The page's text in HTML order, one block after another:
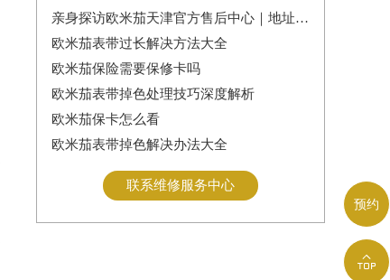
亲身探访欧米茄天津官方售后中心｜地址报修全流程真实经历（2026年6月最新）
欧米茄表带过长解决方法大全
欧米茄保险需要保修卡吗
欧米茄表带掉色处理技巧深度解析
欧米茄保卡怎么看
欧米茄表带掉色解决办法大全
联系维修服务中心
预约
